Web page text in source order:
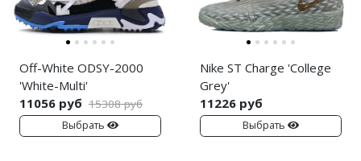
Off-White ODSY-2000
'White-Multi'
11056 руб 15308 руб
Выбрать
Nike ST Charge 'College
Grey'
11226 руб
Выбрать